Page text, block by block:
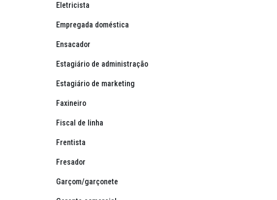
Eletricista
Empregada doméstica
Ensacador
Estagiário de administração
Estagiário de marketing
Faxineiro
Fiscal de linha
Frentista
Fresador
Garçom/garçonete